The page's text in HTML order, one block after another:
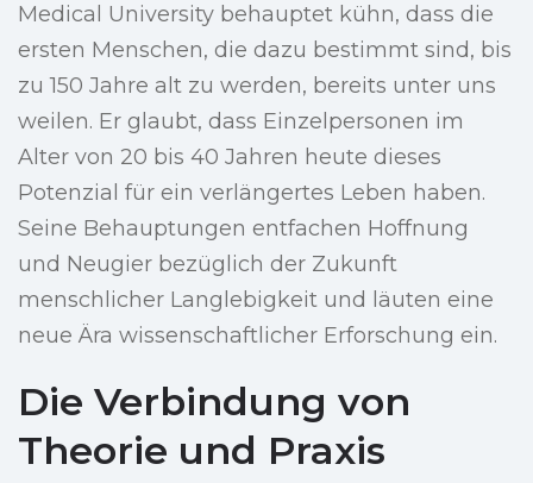
Medical University behauptet kühn, dass die
ersten Menschen, die dazu bestimmt sind, bis
zu 150 Jahre alt zu werden, bereits unter uns
weilen. Er glaubt, dass Einzelpersonen im
Alter von 20 bis 40 Jahren heute dieses
Potenzial für ein verlängertes Leben haben.
Seine Behauptungen entfachen Hoffnung
und Neugier bezüglich der Zukunft
menschlicher Langlebigkeit und läuten eine
neue Ära wissenschaftlicher Erforschung ein.
Die Verbindung von
Theorie und Praxis